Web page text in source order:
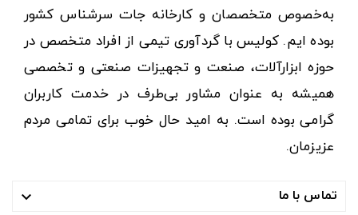
به‌خصوص متخصصان و کارخانه جات سرشناس کشور
بوده ایم. کولیس با گردآوری تیمی از افراد متخصص در
حوزه ابزارآلات، صنعت و تجهیزات صنعتی و تخصصی
همیشه به عنوان مشاور بی‌طرف در خدمت کاربران
گرامی بوده است. به امید حال خوب برای تمامی مردم
عزیزمان.
تماس با ما 